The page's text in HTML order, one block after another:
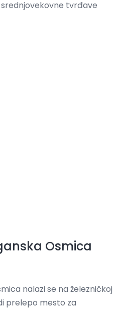
tvrđave
Osmica
nalazi se na železničkoj
prelepo mesto za